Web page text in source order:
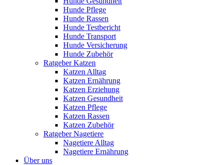
Hunde Pflege
Hunde Rassen
Hunde Testbericht
Hunde Transport
Hunde Versicherung
Hunde Zubehör
Ratgeber Katzen
Katzen Alltag
Katzen Ernährung
Katzen Erziehung
Katzen Gesundheit
Katzen Pflege
Katzen Rassen
Katzen Zubehör
Ratgeber Nagetiere
Nagetiere Alltag
Nagetiere Ernährung
Über uns